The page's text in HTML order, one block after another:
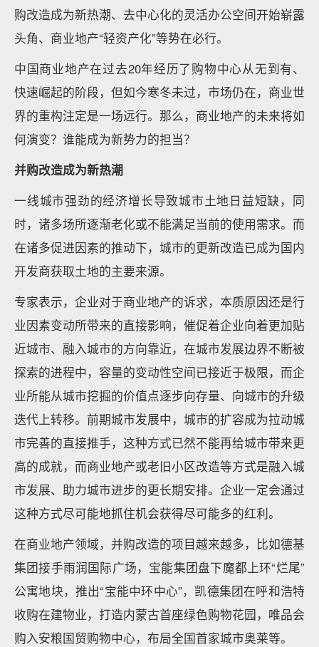
购改造成为新热潮、去中心化的灵活办公空间开始崭露
头角、商业地产“轻资产化”等势在必行。
中国商业地产在过去20年经历了购物中心从无到有、
快速崛起的阶段，但如今寒冬未过，市场仍在，商业世
界的重构注定是一场远行。那么，商业地产的未来将如
何演变？谁能成为新势力的担当？
并购改造成为新热潮
一线城市强劲的经济增长导致城市土地日益短缺，同
时，诸多场所逐渐老化或不能满足当前的使用需求。而
在诸多促进因素的推动下，城市的更新改造已成为国内
开发商获取土地的主要来源。
专家表示，企业对于商业地产的诉求，本质原因还是行
业因素变动所带来的直接影响，催促着企业向着更加贴
近城市、融入城市的方向靠近，在城市发展边界不断被
探索的进程中，容量的变动性空间已接近于极限，而企
业所能从城市挖掘的价值点逐步向存量、向城市的升级
迭代上转移。前期城市发展中，城市的扩容成为拉动城
市完善的直接推手，这种方式已然不能再给城市带来更
高的成就，而商业地产或老旧小区改造等方式是融入城
市发展、助力城市进步的更长期安排。企业一定会通过
这种方式尽可能地抓住机会获得尽可能多的红利。
在商业地产领域，并购改造的项目越来越多，比如德基
集团接手雨润国际广场，宝能集团盘下魔都上环“烂尾”
公寓地块，推出“宝能中环中心”，凯德集团在呼和浩特
收购在建物业，打造内蒙古首座绿色购物花园，唯品会
购入安粮国贸购物中心，布局全国首家城市奥莱等。